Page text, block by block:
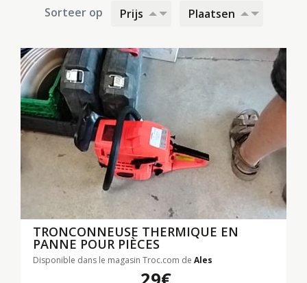
Sorteer op Prijs Plaatsen
TRONCONNEUSE THERMIQUE EN
PANNE POUR PIÈCES
Disponible dans le magasin Troc.com de Ales